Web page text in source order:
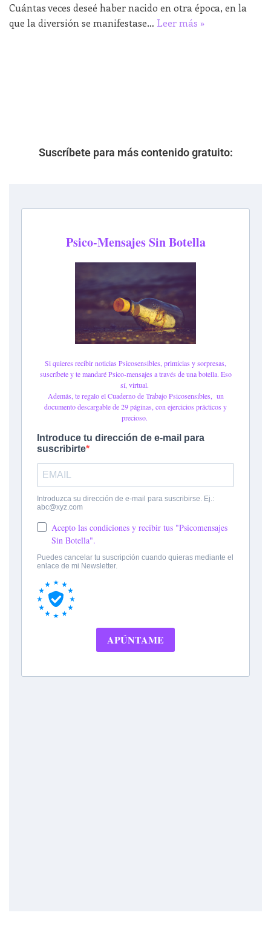
Cuántas veces deseé haber nacido en otra época, en la
que la diversión se manifestase… Leer más »
Suscríbete para más contenido gratuito: